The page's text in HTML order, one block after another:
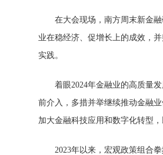
在大会现场，南方周末新金
业在稳经济、促增长上的成效，并
实践。
着眼2024年金融业的高质量
前介入，多措并举继续推动金融
加大金融科技应用和数字化转型
2023年以来，宏观政策组合